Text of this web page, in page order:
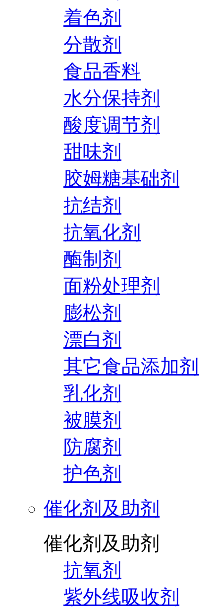
着色剂
分散剂
食品香料
水分保持剂
酸度调节剂
甜味剂
胶姆糖基础剂
抗结剂
抗氧化剂
酶制剂
面粉处理剂
膨松剂
漂白剂
其它食品添加剂
乳化剂
被膜剂
防腐剂
护色剂
催化剂及助剂
催化剂及助剂
抗氧剂
紫外线吸收剂